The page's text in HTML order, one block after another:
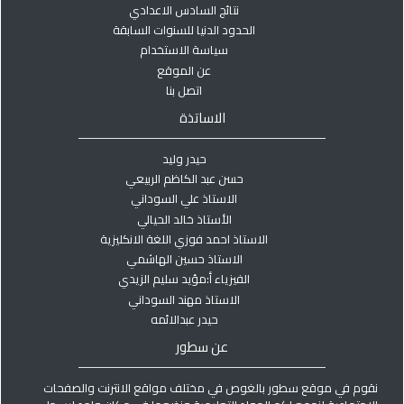
نتائج السادس الاعدادي
الحدود الدنيا للسنوات السابقة
سياسة الاستخدام
عن الموقع
اتصل بنا
الاساتذة
حيدر وليد
حسن عبد الكاظم الربيعي
الاستاذ علي السوداني
الأستاذ خالد الحيالي
الاستاذ احمد فوزي اللغة الانكليزية
الاستاذ حسين الهاشمي
الفيزياء أ:مؤيد سليم الزيدي
الاستاذ مهند السوداني
حيدر عبدالائمه
عن سطور
نقوم في موقع سطور بالغوص في مختلف مواقع الانترنت والصفحات